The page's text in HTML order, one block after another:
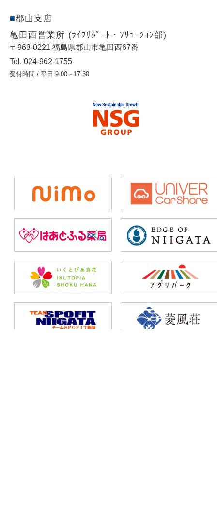
郡山支店
亀田西営業所 (ﾗｲﾌｻﾎﾟｰﾄ・ｿﾘｭｰｼｮﾝ部)
〒963-0221 福島県郡山市亀田西67番
Tel. 024-962-1755
受付時間 / 平日 9:00～17:30